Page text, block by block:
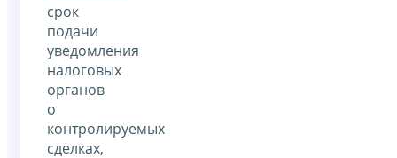
срок
подачи
уведомления
налоговых
органов
о
контролируемых
сделках,